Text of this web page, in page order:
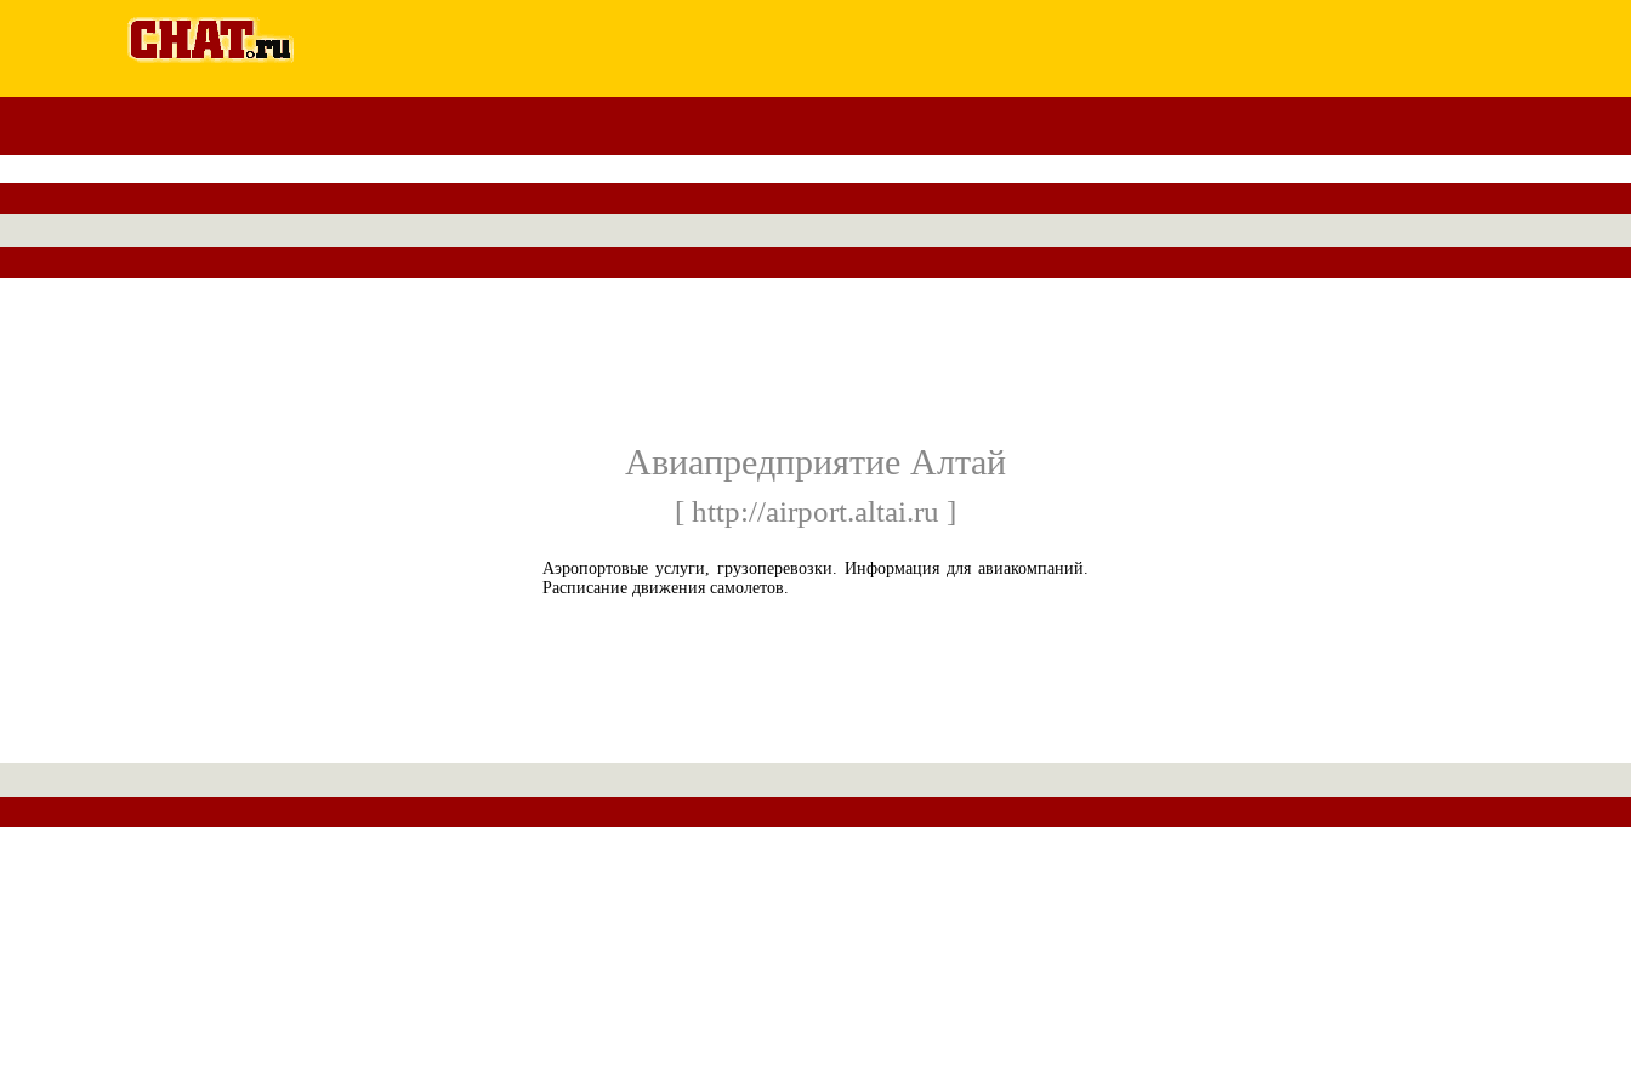
Авиапредприятие Алтай
[ http://airport.altai.ru ]
Аэропортовые услуги, грузоперевозки. Информация для авиакомпаний.
Расписание движения самолетов.